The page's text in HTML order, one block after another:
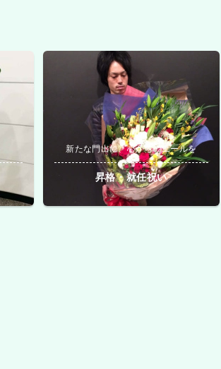
新たな門出に、心からのエールを
昇格・就任祝い